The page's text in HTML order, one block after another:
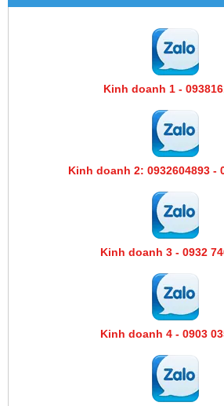
Kinh doanh 1 -
Kinh doanh 2: 0932604893 -
Kinh doanh 3 - 0932
Kinh doanh 4 - 0903